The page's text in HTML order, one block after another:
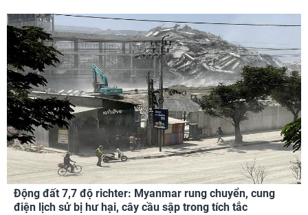
Động đất 7,7 độ richter: Myanmar rung chuyển, cung
điện lịch sử bị hư hại, cây cầu sập trong tích tắc